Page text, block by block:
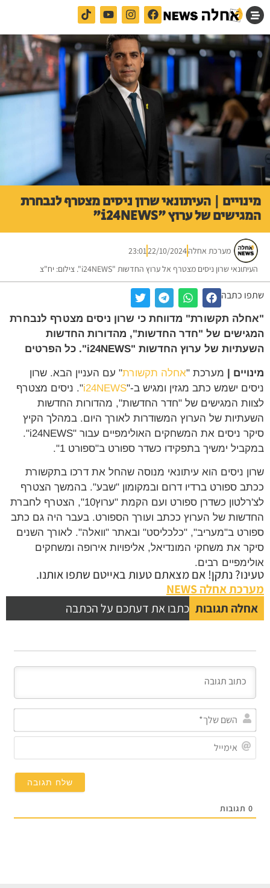
מינויים | העיתונאי שרון ניסים מצטרף לנבחרת
המגישים של ערוץ "i24NEWS"
מערכת אחלה22/10/2024
23:01
העיתונאי שרון ניסים מצטרף אל ערוץ החדשות "i24NEWS". צילום: יח"צ
שתפו כתבה
"אחלה תקשורת" מדווחת כי שרון ניסים מצטרף לנבחרת
המגישים של "חדר החדשות", מהדורות החדשות
השעתיות של ערוץ החדשות "i24NEWS". כל הפרטים
מינויים | מערכת "אחלה תקשורת" עם העניין הבא. שרון
ניסים ישמש כתב מגזין ומגיש ב-"i24NEWS". ניסים מצטרף
לצוות המגישים של "חדר החדשות", מהדורות החדשות
השעתיות של הערוץ המשודרות לאורך היום. במהלך הקיץ
סיקר ניסים את המשחקים האולימפיים עבור "i24NEWS".
במקביל ימשיך בתפקידו כשדר ספורט ב"ספורט 1".
שרון ניסים הוא עיתונאי מנוסה שהחל את דרכו בתקשורת
ככתב ספורט ברדיו דרום ובמקומון "שבע". בהמשך הצטרף
לצ'רלטון כשדרן ספורט ועם הקמת "ערוץ10", הצטרף לחברת
החדשות של הערוץ ככתב ועורך הספורט. בעבר היה גם כתב
ספורט ב"מעריב", "כלכליסט" ובאתר "וואלה". לאורך השנים
סיקר את משחקי המונדיאל, אליפויות אירופה ומשחקים
אולימפיים רבים.
טעינו? נתקן! אם מצאתם טעות באייטם שתפו אותנו.
מערכת אחלה NEWS
אחלה תגובות כתבו את דעתכם על הכתבה
0תגובות